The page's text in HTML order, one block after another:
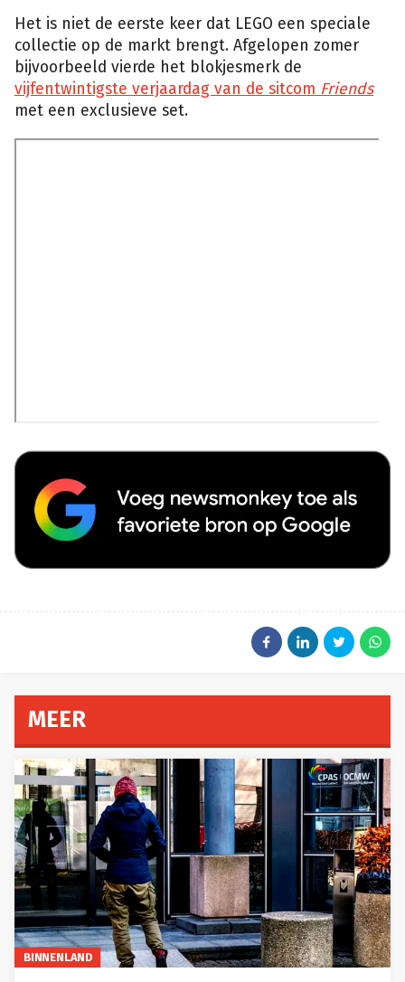
Het is niet de eerste keer dat LEGO een speciale
collectie op de markt brengt. Afgelopen zomer
bijvoorbeeld vierde het blokjesmerk de
vijfentwintigste verjaardag van de sitcom Friends
met een exclusieve set.
MEER
BINNENLAND